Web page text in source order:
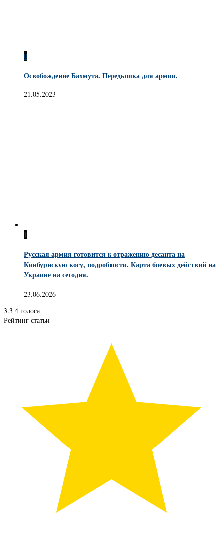
0
Освобождение Бахмута. Передышка для армии.
21.05.2023
1
Русская армия готовится к отражению десанта на
Кинбурнскую косу, подробности. Карта боевых действий на
Украине на сегодня.
23.06.2026
3.3 4 голоса
Рейтинг статьи